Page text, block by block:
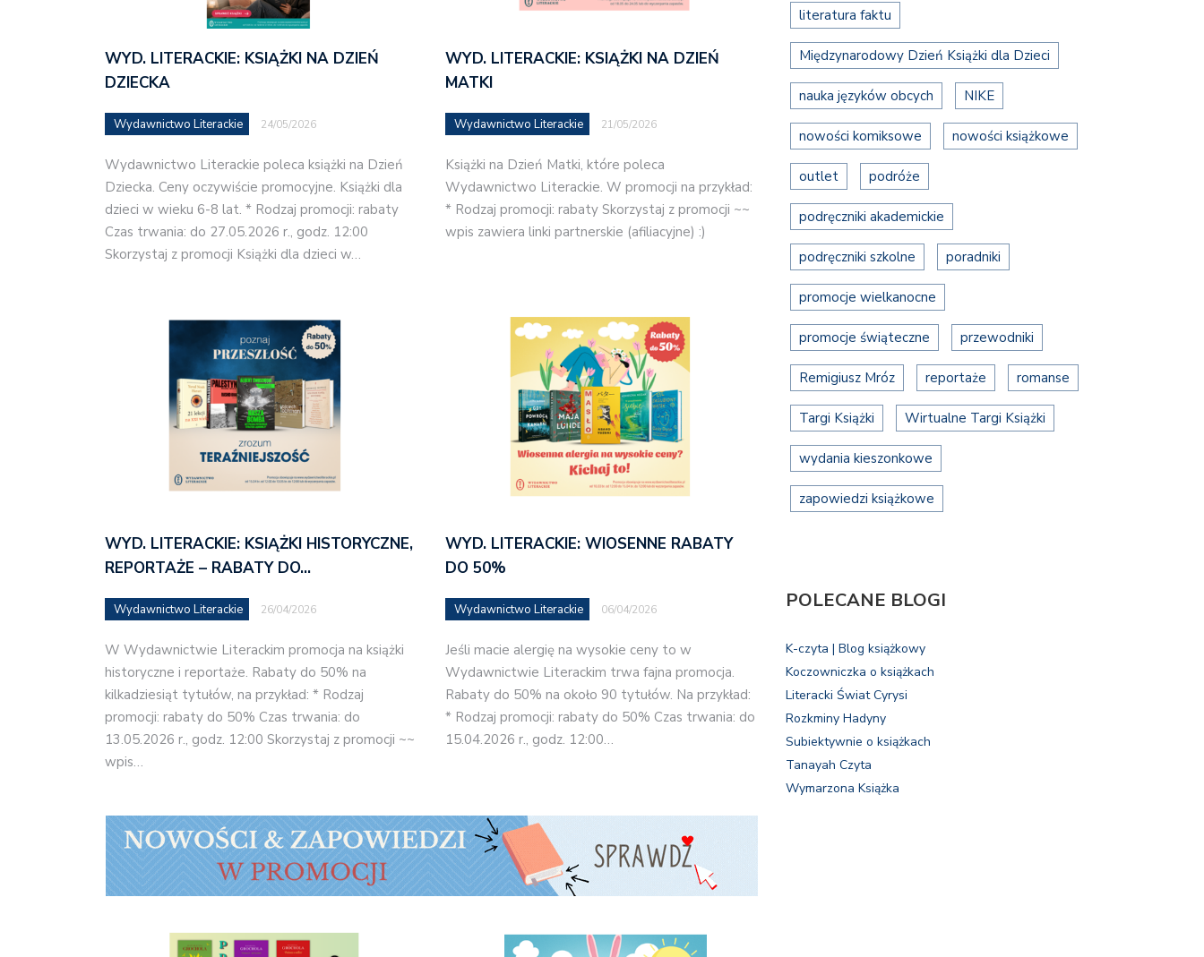
WYD. LITERACKIE: KSIĄŻKI NA DZIEŃ
DZIECKA
Wydawnictwo Literackie 24/05/2026
Wydawnictwo Literackie poleca książki na Dzień
Dziecka. Ceny oczywiście promocyjne. Książki dla
dzieci w wieku 6-8 lat. * Rodzaj promocji: rabaty
Czas trwania: do 27.05.2026 r., godz. 12:00
Skorzystaj z promocji Książki dla dzieci w…
WYD. LITERACKIE: KSIĄŻKI NA DZIEŃ
MATKI
Wydawnictwo Literackie 21/05/2026
Książki na Dzień Matki, które poleca
Wydawnictwo Literackie. W promocji na przykład:
* Rodzaj promocji: rabaty Skorzystaj z promocji ~~
wpis zawiera linki partnerskie (afiliacyjne) :)
WYD. LITERACKIE: KSIĄŻKI HISTORYCZNE,
REPORTAŻE – RABATY DO…
Wydawnictwo Literackie 26/04/2026
W Wydawnictwie Literackim promocja na książki
historyczne i reportaże. Rabaty do 50% na
kilkadziesiąt tytułów, na przykład: * Rodzaj
promocji: rabaty do 50% Czas trwania: do
13.05.2026 r., godz. 12:00 Skorzystaj z promocji ~~
wpis…
WYD. LITERACKIE: WIOSENNE RABATY
DO 50%
Wydawnictwo Literackie 06/04/2026
Jeśli macie alergię na wysokie ceny to w
Wydawnictwie Literackim trwa fajna promocja.
Rabaty do 50% na około 90 tytułów. Na przykład:
* Rodzaj promocji: rabaty do 50% Czas trwania: do
15.04.2026 r., godz. 12:00…
literatura faktu
Międzynarodowy Dzień Książki dla Dzieci
nauka języków obcych NIKE
nowości komiksowe nowości książkowe
outlet podróże
podręczniki akademickie
podręczniki szkolne poradniki
promocje wielkanocne
promocje świąteczne przewodniki
Remigiusz Mróz reportaże romanse
Targi Książki Wirtualne Targi Książki
wydania kieszonkowe
zapowiedzi książkowe
POLECANE BLOGI
K-czyta | Blog książkowy
Koczowniczka o książkach
Literacki Świat Cyrysi
Rozkminy Hadyny
Subiektywnie o książkach
Tanayah Czyta
Wymarzona Książka